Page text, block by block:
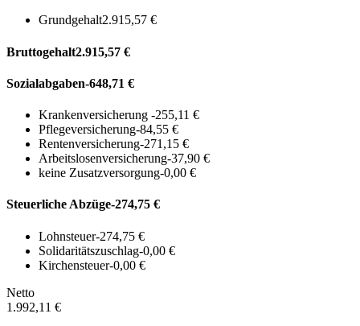
Grundgehalt2.915,57 €
Bruttogehalt2.915,57 €
Sozialabgaben-648,71 €
Krankenversicherung -255,11 €
Pflegeversicherung-84,55 €
Rentenversicherung-271,15 €
Arbeitslosenversicherung-37,90 €
keine Zusatzversorgung-0,00 €
Steuerliche Abzüge-274,75 €
Lohnsteuer-274,75 €
Solidaritätszuschlag-0,00 €
Kirchensteuer-0,00 €
Netto
1.992,11 €